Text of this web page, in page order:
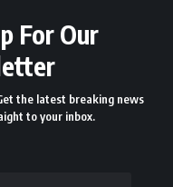
For Our
the latest breaking news
to your inbox.